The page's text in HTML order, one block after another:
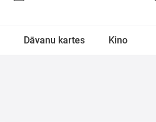
Dāvanu kartes Kino